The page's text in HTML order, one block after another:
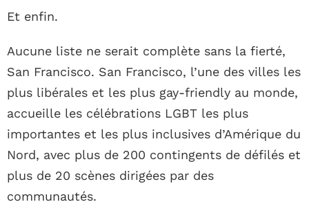
Et enfin.
Aucune liste ne serait complète sans la fierté,
San Francisco. San Francisco, l’une des villes les
plus libérales et les plus gay-friendly au monde,
accueille les célébrations LGBT les plus
importantes et les plus inclusives d’Amérique du
Nord, avec plus de 200 contingents de défilés et
plus de 20 scènes dirigées par des
communautés.